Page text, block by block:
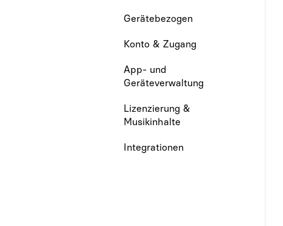
Gerätebezogen
Konto & Zugang
App- und
Geräteverwaltung
Lizenzierung &
Musikinhalte
Integrationen